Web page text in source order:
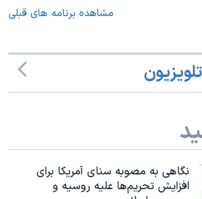
مشاهده برنامه های قبلی
نگاهی به مصوبه سنای آمریکا برای
افزایش تحریم‌ها علیه روسیه و